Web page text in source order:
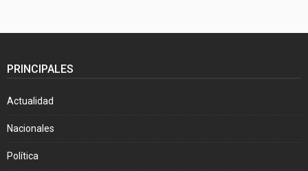
PRINCIPALES
Actualidad
Nacionales
Política